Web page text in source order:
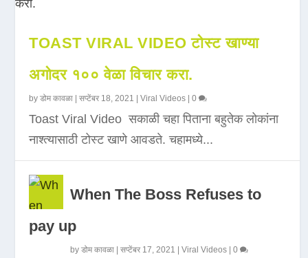
TOAST VIRAL VIDEO टोस्ट खाण्या
अगोदर १०० वेळा विचार करा.
byडोम कावळा |सप्टेंबर 18, 2021 |Viral Videos |0
Toast Viral Video सकाळी चहा पिताना बहुतेक लोकांना
नाश्त्यासाठी टोस्ट खाणे आवडते. चहामध्ये...
When The Boss Refuses to
pay up
byडोम कावळा |सप्टेंबर 17, 2021 |Viral Videos |0